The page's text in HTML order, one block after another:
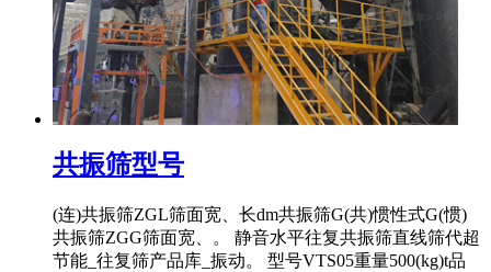
共振筛型号
(连)共振筛ZGL筛面宽、长dm共振筛G(共)惯性式G(惯)
共振筛ZGG筛面宽、。 静音水平往复共振筛直线筛代超
节能_往复筛产品库_振动。 型号VTS05重量500(kg)t品